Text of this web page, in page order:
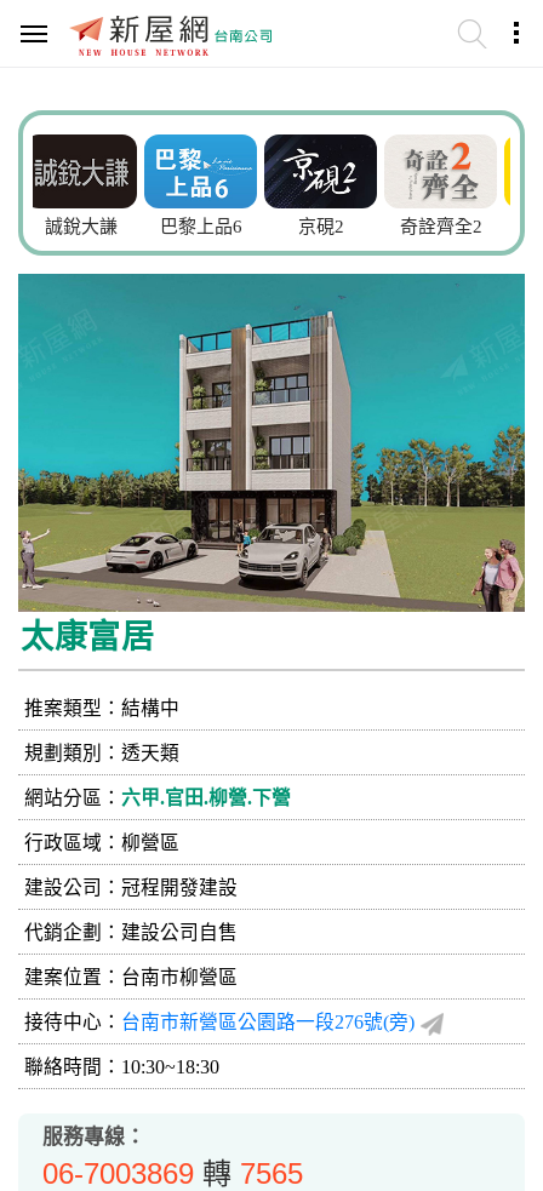
大謙 巴黎上品6 京硯2 奇詮齊全2 愛上巴洛克
太康富居
推案類型：結構中
規劃類別：透天類
網站分區： 六甲.官田.柳營.下營
行政區域：柳營區
建設公司： 冠程開發建設
代銷企劃：建設公司自售
建案位置：台南市柳營區
接待中心： 台南市新營區公園路一段276號(旁)
聯絡時間：10:30~18:30
服務專線：
06-7003869 轉 7565